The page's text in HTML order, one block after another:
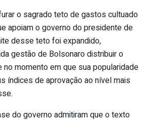
o sagrado teto de gastos cultuado
apoiam o governo do presidente de
desse teto foi expandido,
gestão de Bolsonaro distribuir o
momento em que sua popularidade
índices de aprovação ao nível mais
do governo admitiram que o texto